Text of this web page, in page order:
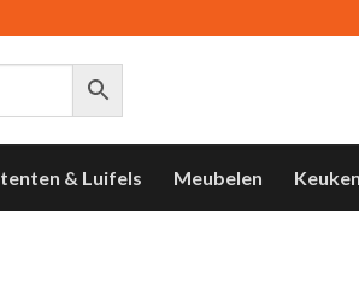
& Luifels Meubelen